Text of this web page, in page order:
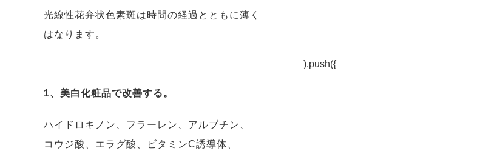
光線性花弁状色素斑は時間の経過とともに薄く
はなります。
).push({
1、美白化粧品で改善する。
ハイドロキノン、フラーレン、アルブチン、
コウジ酸、エラグ酸、ビタミンC誘導体、